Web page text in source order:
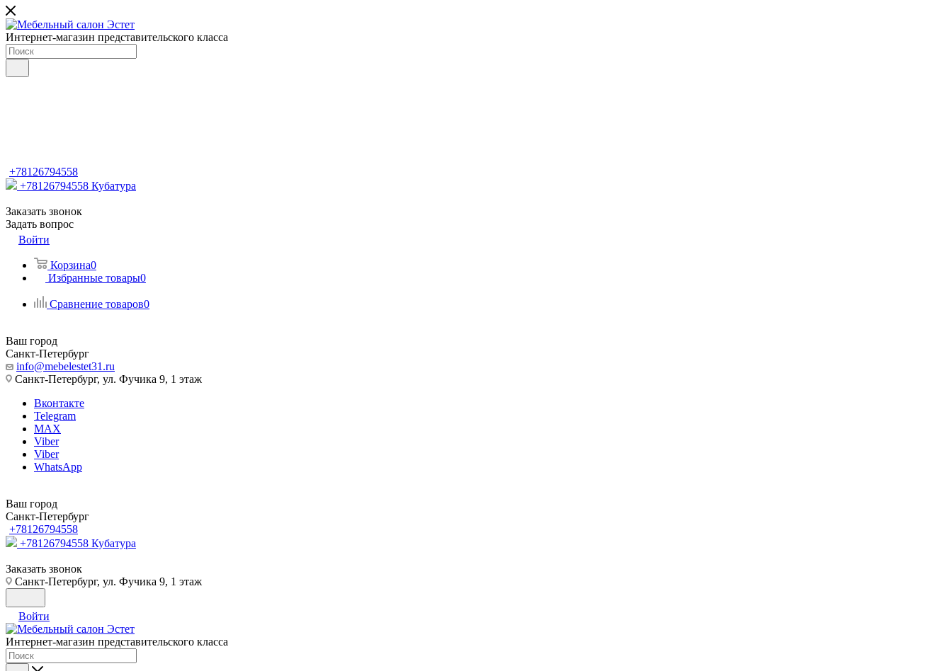
Интернет-магазин представительского класса
+78126794558
+78126794558 Кубатура
Заказать звонок
Задать вопрос
Войти
Корзина0
Избранные товары0
Сравнение товаров0
Ваш город
Санкт-Петербург
info@mebelestet31.ru
Санкт-Петербург, ул. Фучика 9, 1 этаж
Вконтакте
Telegram
MAX
Viber
Viber
WhatsApp
Ваш город
Санкт-Петербург
+78126794558
+78126794558 Кубатура
Заказать звонок
Санкт-Петербург, ул. Фучика 9, 1 этаж
Войти
Интернет-магазин представительского класса